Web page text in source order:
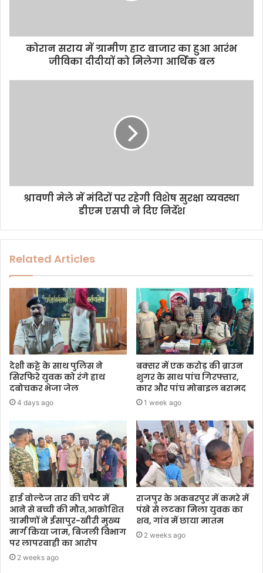
d
कोरान सराय में ग्रामीण हाट बाजार का हुआ आरंभ
जीविका दीदीयों को मिलेगा आर्थिक बल
श्रावणी मेले में मंदिरों पर रहेगी विशेष सुरक्षा व्यवस्था
डीएम एसपी ने दिए निर्देश
Related Articles
देशी कट्टे के साथ पुलिस ने
सिरफिरे युवक को रंगे हाथ
दबोचकर भेजा जेल
4 days ago
बक्सर में एक करोड़ की ब्राउन
शुगर के साथ पांच गिरफ्तार,
कार और पांच मोबाइल बरामद
1 week ago
हाई वोल्टेज तार की चपेट में
आने से बच्ची की मौत,आक्रोशित
ग्रामीणों ने ईसापुर-खीरी मुख्य
मार्ग किया जाम, बिजली विभाग
पर लापरवाही का आरोप
2 weeks ago
राजपुर के अकबरपुर में कमरे में
पंखे से लटका मिला युवक का
शव, गांव में छाया मातम
2 weeks ago